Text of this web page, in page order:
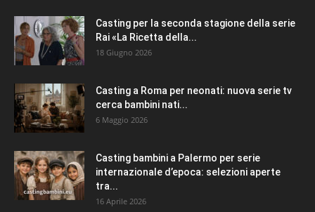
Casting per la seconda stagione della serie
Rai «La Ricetta della...
18 Giugno 2026
Casting a Roma per neonati: nuova serie tv
cerca bambini nati...
6 Maggio 2026
Casting bambini a Palermo per serie
internazionale d’epoca: selezioni aperte
tra...
16 Aprile 2026